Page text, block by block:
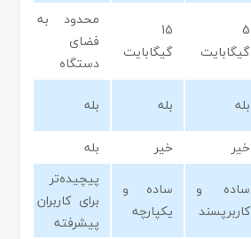
5
گیگابایت
15
گیگابایت
محدود به
فضای
دستگاه
بله بله
بله
خیر خیر
بله
ساده و
کاربرپسند
ساده و
یکپارچه
پیچیده‌تر
برای کاربران
پیشرفته